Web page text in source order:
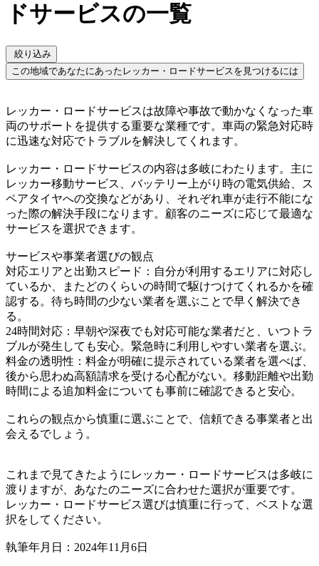
ドサービスの一覧
絞り込み
この地域であなたにあったレッカー・ロードサービスを見つけるには
レッカー・ロードサービスは故障や事故で動かなくなった車
両のサポートを提供する重要な業種です。車両の緊急対応時
に迅速な対応でトラブルを解決してくれます。
レッカー・ロードサービスの内容は多岐にわたります。主に
レッカー移動サービス、バッテリー上がり時の電気供給、ス
ペアタイヤへの交換などがあり、それぞれ車が走行不能にな
った際の解決手段になります。顧客のニーズに応じて最適な
サービスを選択できます。
サービスや事業者選びの観点
対応エリアと出勤スピード：自分が利用するエリアに対応し
ているか、またどのくらいの時間で駆けつけてくれるかを確
認する。待ち時間の少ない業者を選ぶことで早く解決でき
る。
24時間対応：早朝や深夜でも対応可能な業者だと、いつトラ
ブルが発生しても安心。緊急時に利用しやすい業者を選ぶ。
料金の透明性：料金が明確に提示されている業者を選べば、
後から思わぬ高額請求を受ける心配がない。移動距離や出勤
時間による追加料金についても事前に確認できると安心。
これらの観点から慎重に選ぶことで、信頼できる事業者と出
会えるでしょう。
これまで見てきたようにレッカー・ロードサービスは多岐に
渡りますが、あなたのニーズに合わせた選択が重要です。
レッカー・ロードサービス選びは慎重に行って、ベストな選
択をしてください。
執筆年月日：2024年11月6日